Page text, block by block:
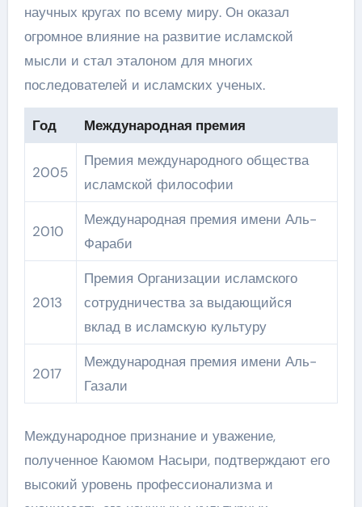
научных кругах по всему миру. Он оказал
огромное влияние на развитие исламской
мысли и стал эталоном для многих
последователей и исламских ученых.
Год Международная премия
2005
Премия международного общества
исламской философии
2010
Международная премия имени Аль-
Фараби
2013
Премия Организации исламского
сотрудничества за выдающийся
вклад в исламскую культуру
2017
Международная премия имени Аль-
Газали
Международное признание и уважение,
полученное Каюмом Насыри, подтверждают его
высокий уровень профессионализма и